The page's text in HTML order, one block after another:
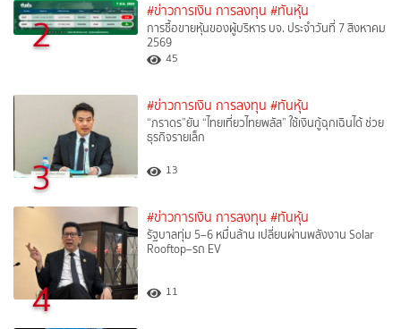
2 #ข่าวการเงิน การลงทุน #ทันหุ้น
การซื้อขายหุ้นของผู้บริหาร บจ. ประจำวันที่ 7 สิงหาคม
2569
45
3
#ข่าวการเงิน การลงทุน #ทันหุ้น
“ภราดร”ยัน “ไทยเที่ยวไทยพลัส” ใช้เงินกู้ฉุกเฉินได้ ช่วย
ธุรกิจรายเล็ก
13
4
#ข่าวการเงิน การลงทุน #ทันหุ้น
รัฐบาลทุ่ม 5–6 หมื่นล้าน เปลี่ยนผ่านพลังงาน Solar
Rooftop–รถ EV
11